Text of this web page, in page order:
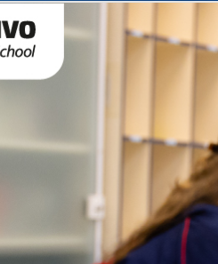
INFANTIL
os dias